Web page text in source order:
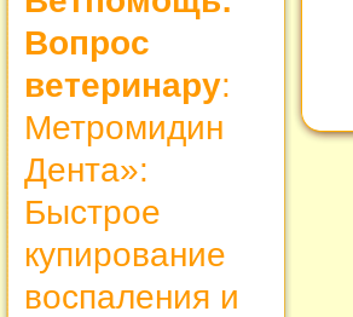
Вопрос
ветеринару:
Метромидин
Дента»:
Быстрое
купирование
воспаления и